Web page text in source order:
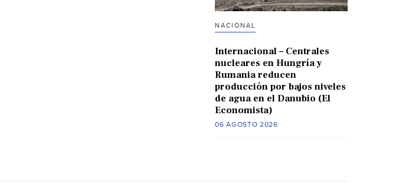
NACIONAL
Internacional – Centrales
nucleares en Hungría y
Rumania reducen
producción por bajos niveles
de agua en el Danubio (El
Economista)
06 AGOSTO 2026